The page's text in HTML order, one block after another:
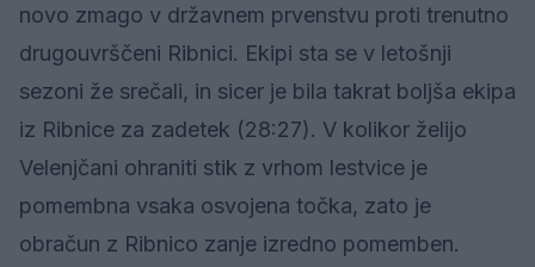
novo zmago v državnem prvenstvu proti trenutno
drugouvrščeni Ribnici. Ekipi sta se v letošnji
sezoni že srečali, in sicer je bila takrat boljša ekipa
iz Ribnice za zadetek (28:27). V kolikor želijo
Velenjčani ohraniti stik z vrhom lestvice je
pomembna vsaka osvojena točka, zato je
obračun z Ribnico zanje izredno pomemben.